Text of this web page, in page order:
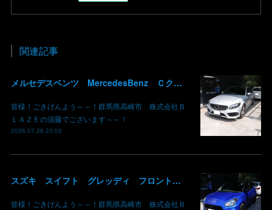
関連記事
メルセデスベンツ MercedesBenz Ｃクラス バッテリー サブバッテリー 交換 パナメリカーナグリル化 コマンドシステム SSD化 群馬 高崎
皆様！ごきげんよう～～！群馬県高崎市 株式会社Ｂ
ＬＡＺＥの須藤でございます～～！
2026.07.26 23:03
スズキ スイフト グレッディ フロントリップスポイラー リアウイング 塗装 カーボン クリア 持込み部品 取り付け 群馬 高崎
皆様！ごきげんよう～～！群馬県高崎市 株式会社Ｂ